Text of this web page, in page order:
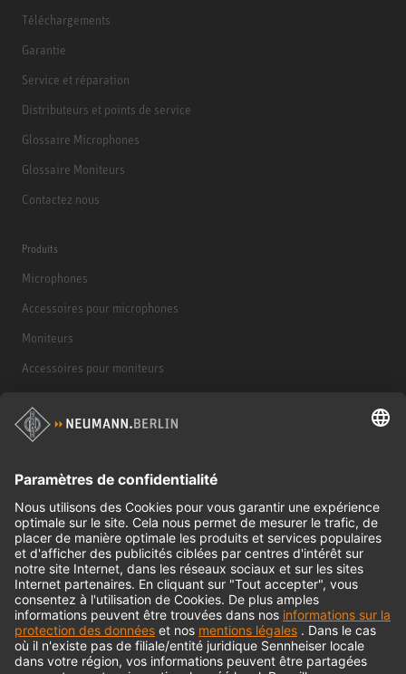
Téléchargements
Garantie
Service et réparation
Distributeurs et points de service
Glossaire Microphones
Glossaire Moniteurs
Contactez nous
Produits
Microphones
Accessoires pour microphones
Moniteurs
Accessoires pour moniteurs
Produits historiques